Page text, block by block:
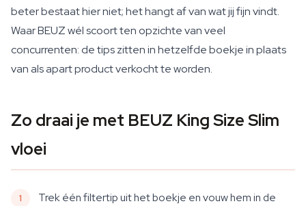
beter bestaat hier niet; het hangt af van wat jij fijn vindt.
Waar BEUZ wél scoort ten opzichte van veel
concurrenten: de tips zitten in hetzelfde boekje in plaats
van als apart product verkocht te worden.
Zo draai je met BEUZ King Size Slim
vloei
Trek één filtertip uit het boekje en vouw hem in de